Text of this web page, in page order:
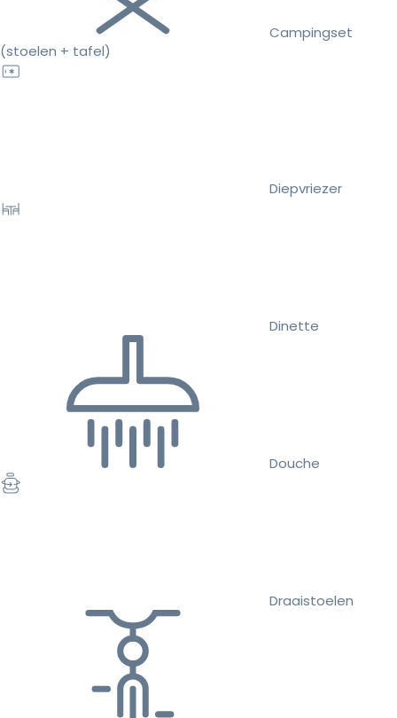
Campingset
(stoelen + tafel)
Diepvriezer
Dinette
Douche
Draaistoelen